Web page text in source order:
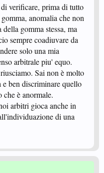
lucida"
dare una quantificazione di
significa che io non possa
verificare, prima di tutto
anomalia che non
gomma stessa, ma
sempre coadiuvare da
solo una mia
arbitrale piu' equo.
Sai non è molto
e ben discriminare quello
che è anormale.
arbitri gioca anche in
di una